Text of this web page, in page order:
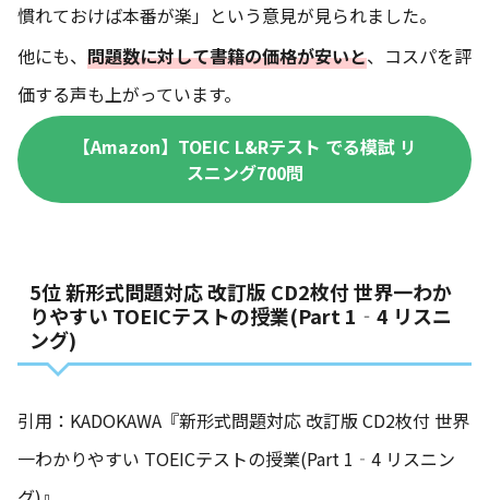
慣れておけば本番が楽」という意見が見られました。
他にも、 問題数に対して書籍の価格が安いと、コスパを評
価する声も上がっています。
【Amazon】TOEIC L&Rテスト でる模試 リ
スニング700問
5位 新形式問題対応 改訂版 CD2枚付 世界一わか
りやすい TOEICテストの授業(Part 1‐4 リスニ
ング)
引用：KADOKAWA『新形式問題対応 改訂版 CD2枚付 世界
一わかりやすい TOEICテストの授業(Part 1‐4 リスニン